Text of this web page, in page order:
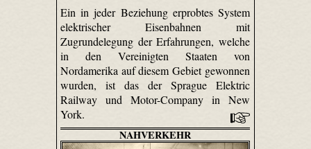
Ein in jeder Beziehung erprobtes System
elektrischer Eisenbahnen mit
Zugrundelegung der Erfahrungen, welche
in den Vereinigten Staaten von
Nordamerika auf diesem Gebiet gewonnen
wurden, ist das der Sprague Elektric
Railway und Motor-Company in New
York.
NAHVERKEHR